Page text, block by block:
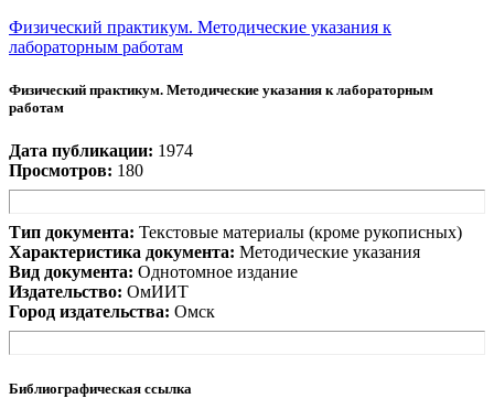
Физический практикум. Методические указания к
лабораторным работам
Физический практикум. Методические указания к лабораторным
работам
Дата публикации: 1974
Просмотров: 180
Тип документа: Текстовые материалы (кроме рукописных)
Характеристика документа: Методические указания
Вид документа: Однотомное издание
Издательство: ОмИИТ
Город издательства: Омск
Библиографическая ссылка